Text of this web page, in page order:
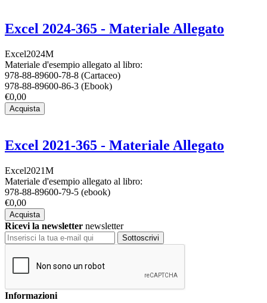
Excel 2024-365 - Materiale Allegato
Excel2024M
Materiale d'esempio allegato al libro:
978-88-89600-78-8 (Cartaceo)
978-88-89600-86-3 (Ebook)
€0,00
Acquista
Excel 2021-365 - Materiale Allegato
Excel2021M
Materiale d'esempio allegato al libro:
978-88-89600-79-5 (ebook)
€0,00
Acquista
Ricevi la newsletter newsletter
Sottoscrivi
Informazioni